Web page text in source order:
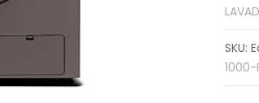
SKU:
1000-